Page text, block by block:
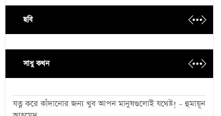
ছবি
সাধু কথন
যত্ন করে কাঁদানোর জন্য খুব আপন মানুষগুলোই যথেষ্ট! - হুমায়ূন